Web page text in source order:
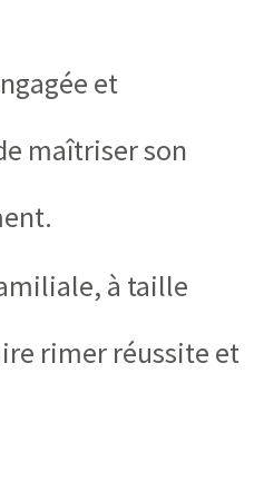
et
maîtriser son
à taille
rimer réussite et